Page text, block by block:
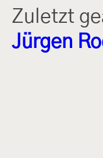
Zuletzt
Jürgen